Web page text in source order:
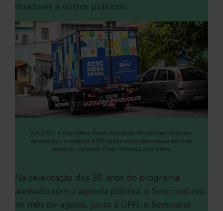
doadores e outros públicos.
Em 2023, o Sesc Mesa Brasil distribuiu 48 milhões de quilos
de doações, e realizou 8700 ações ações educativas em todo
território nacional. Foto: Matheus José Maria
Na celebração dos 30 anos do programa,
alinhado com a agenda pública, o Sesc realizou,
no mês de agosto, junto à GFN, o Seminário